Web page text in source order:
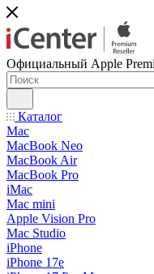
Официальный Apple
Каталог
Mac
MacBook Neo
MacBook Air
MacBook Pro
iMac
Mac mini
Apple Vision Pro
Mac Studio
iPhone
iPhone 17e